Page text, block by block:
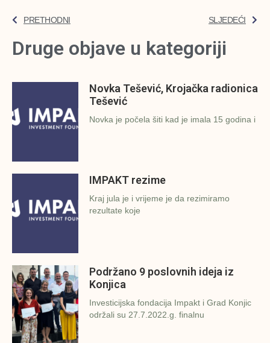
PRETHODNI SLJEDEĆI
Druge objave u kategoriji
Novka Tešević, Krojačka radionica
Tešević
Novka je počela šiti kad je imala 15 godina i
IMPAKT rezime
Kraj jula je i vrijeme je da rezimiramo
rezultate koje
Podržano 9 poslovnih ideja iz
Konjica
Investicijska fondacija Impakt i Grad Konjic
održali su 27.7.2022.g. finalnu